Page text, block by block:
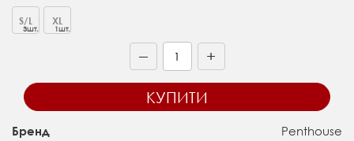
3шт.
S/L
1шт.
XL
— +
КУПИТИ
Бренд Penthouse